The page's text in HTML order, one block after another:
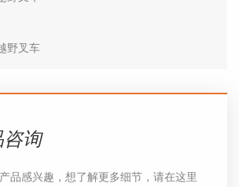
野叉车
咨询
品感兴趣，想了解更多细节，请在这里